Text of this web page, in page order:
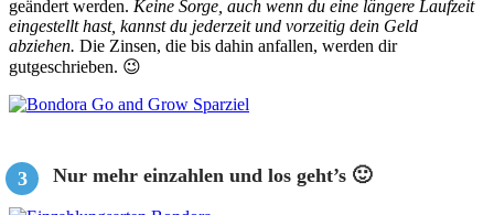
geändert werden. Keine Sorge, auch wenn du eine längere Laufzeit
eingestellt hast, kannst du jederzeit und vorzeitig dein Geld
abziehen. Die Zinsen, die bis dahin anfallen, werden dir
gutgeschrieben. 😉
Nur mehr einzahlen und los geht’s 🙂